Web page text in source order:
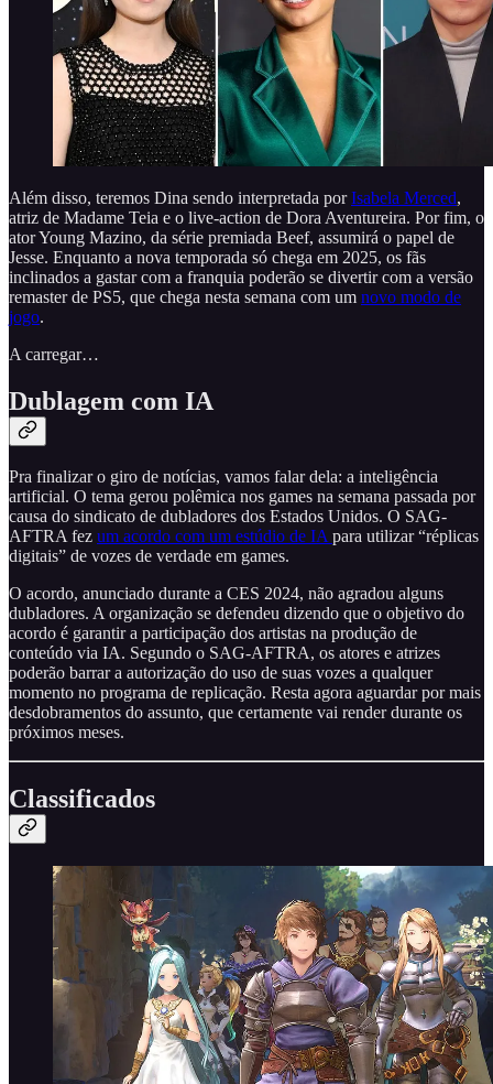
Além disso, teremos Dina sendo interpretada porIsabela Merced,
atriz de Madame Teia e o live-action de Dora Aventureira. Por fim, o
ator Young Mazino, da série premiada Beef, assumirá o papel de
Jesse. Enquanto a nova temporada só chega em 2025, os fãs
inclinados a gastar com a franquia poderão se divertir com a versão
remaster de PS5, que chega nesta semana com um novo modo de
jogo.
A carregar…
Dublagem com IA
Pra finalizar o giro de notícias, vamos falar dela: a inteligência
artificial. O tema gerou polêmica nos games na semana passada por
causa do sindicato de dubladores dos Estados Unidos. O SAG-
AFTRA fez um acordo com um estúdio de IApara utilizar “réplicas
digitais” de vozes de verdade em games.
O acordo, anunciado durante a CES 2024, não agradou alguns
dubladores. A organização se defendeu dizendo que o objetivo do
acordo é garantir a participação dos artistas na produção de
conteúdo via IA. Segundo o SAG-AFTRA, os atores e atrizes
poderão barrar a autorização do uso de suas vozes a qualquer
momento no programa de replicação. Resta agora aguardar por mais
desdobramentos do assunto, que certamente vai render durante os
próximos meses.
Classificados